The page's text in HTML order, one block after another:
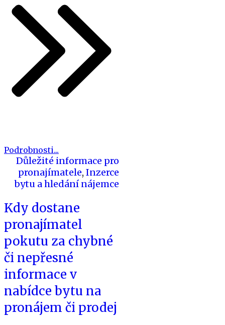
Podrobnosti...
Důležité informace pro
pronajímatele, Inzerce
bytu a hledání nájemce
Kdy dostane
pronajímatel
pokutu za chybné
či nepřesné
informace v
nabídce bytu na
pronájem či prodej